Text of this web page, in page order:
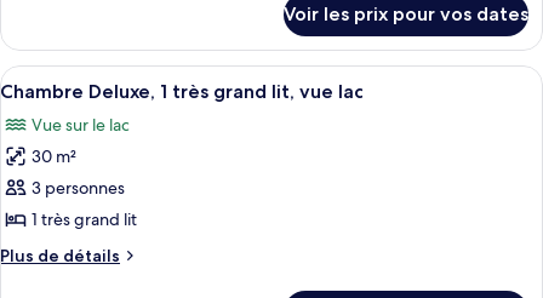
Chambre
Deluxe,
2
lits
une
place,
vue
lac
le
type
de
Chambre
Deluxe,
lits
une
vue
Voir les prix pour vos dates
Afficher
toutes
les
photos
pour
ce
type
de
Une chambre d’hôtel avec deux lits,
5
Chambre Deluxe, 1 très grand lit, vue lac
Vue sur le lac
30 m²
3 personnes
1 très grand lit
Plus de détails
Plus